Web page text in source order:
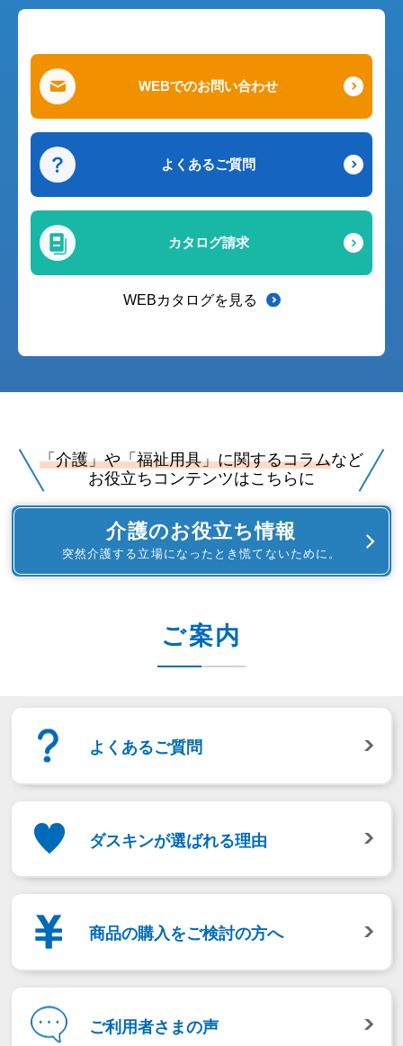
WEBでのお問い合わせ
よくあるご質問
カタログ請求
WEBカタログを見る
「介護」や「福祉用具」に関するコラムなど
お役立ちコンテンツはこちらに
介護のお役立ち情報
突然介護する立場になったとき慌てないために。
ご案内
よくあるご質問
ダスキンが選ばれる理由
商品の購入をご検討の方へ
ご利用者さまの声